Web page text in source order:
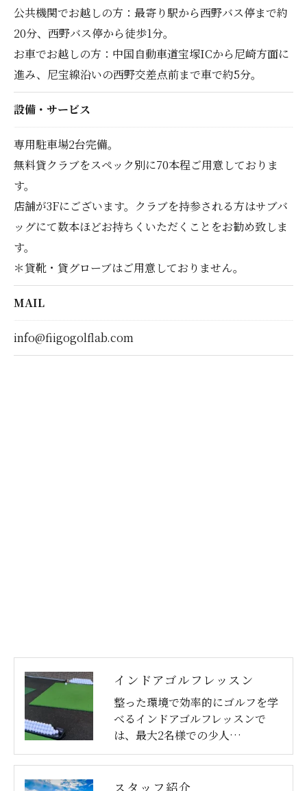
公共機関でお越しの方：最寄り駅から西野バス停まで約
20分、西野バス停から徒歩1分。
お車でお越しの方：中国自動車道宝塚ICから尼崎方面に
進み、尼宝線沿いの西野交差点前まで車で約5分。
設備・サービス
専用駐車場2台完備。
無料貸クラブをスペック別に70本程ご用意しておりま
す。
店舗が3Fにございます。クラブを持参される方はサブバ
ッグにて数本ほどお持ちくいただくことをお勧め致しま
す。
＊貸靴・貸グローブはご用意しておりません。
MAIL
info@fiigogolflab.com
インドアゴルフレッスン
整った環境で効率的にゴルフを学
べるインドアゴルフレッスンで
は、最大2名様での少人…
スタッフ紹介